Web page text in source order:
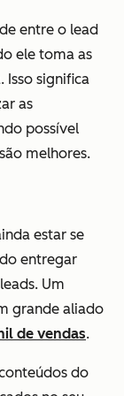
entre o lead
ele toma as
Isso significa
as
possível
melhores.
estar se
entregar
Um
grande aliado
de vendas.
do